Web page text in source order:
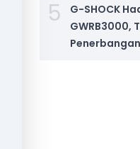
5
G-SHOCK
GWRB3000,